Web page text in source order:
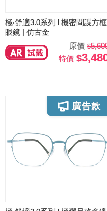
極‧舒適3.0系列 l 機密間諜方框
眼鏡 | 仿古金
原價
特價